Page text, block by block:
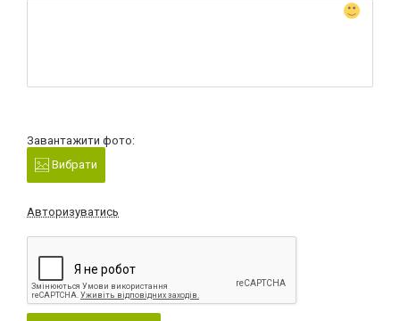
Завантажити фото:
Вибрати
Авторизуватись